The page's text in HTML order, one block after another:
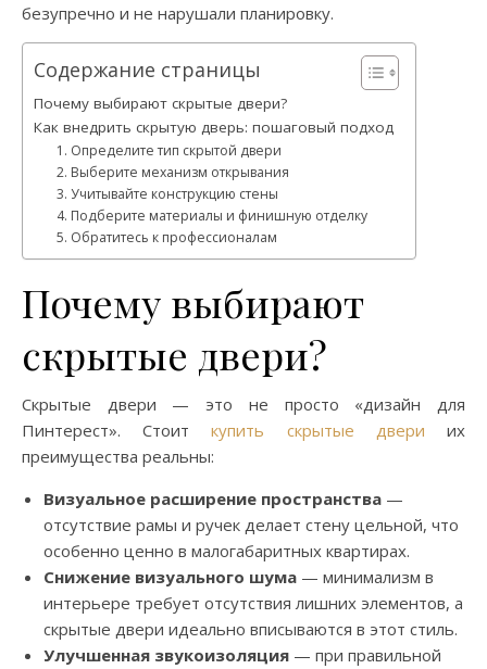
безупречно и не нарушали планировку.
Содержание страницы
Почему выбирают скрытые двери?
Как внедрить скрытую дверь: пошаговый подход
1. Определите тип скрытой двери
2. Выберите механизм открывания
3. Учитывайте конструкцию стены
4. Подберите материалы и финишную отделку
5. Обратитесь к профессионалам
Почему выбирают
скрытые двери?
Скрытые двери — это не просто «дизайн для
Пинтерест». Стоиткупить скрытые двери их
преимущества реальны:
Визуальное расширение пространства —
отсутствие рамы и ручек делает стену цельной, что
особенно ценно в малогабаритных квартирах.
Снижение визуального шума — минимализм в
интерьере требует отсутствия лишних элементов, а
скрытые двери идеально вписываются в этот стиль.
Улучшенная звукоизоляция — при правильной